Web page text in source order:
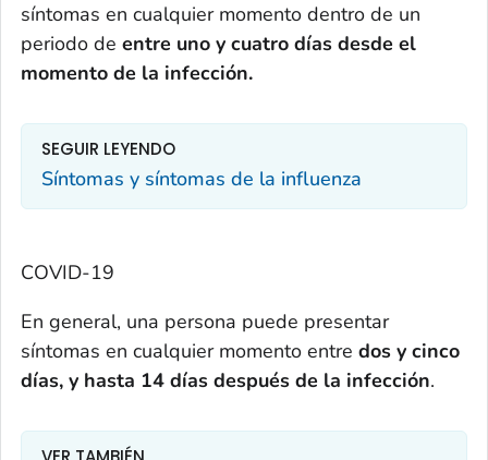
síntomas en cualquier momento dentro de un
periodo de entre uno y cuatro días desde el
momento de la infección.
SEGUIR LEYENDO
Síntomas y síntomas de la influenza
COVID-19
En general, una persona puede presentar
síntomas en cualquier momento entre dos y cinco
días, y hasta 14 días después de la infección.